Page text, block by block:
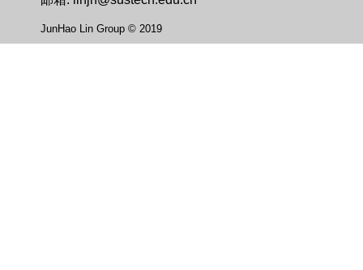
JunHao Lin Group © 2019